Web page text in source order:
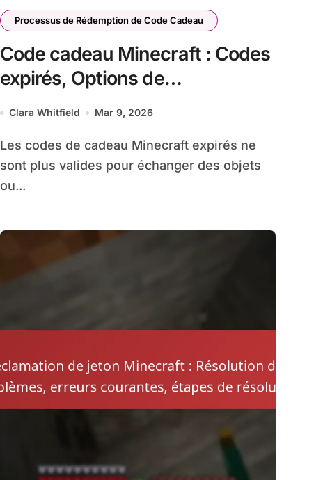
Processus de Rédemption de Code Cadeau
Code cadeau Minecraft : Codes
expirés, Options de
récupération, Contact du
Clara Whitfield Mar 9, 2026
Les codes de cadeau Minecraft expirés ne
sont plus valides pour échanger des objets
ou...